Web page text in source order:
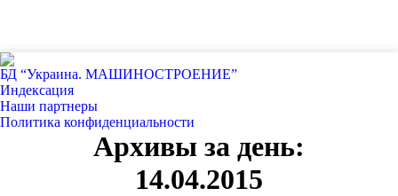
БД “Украина. МАШИНОСТРОЕНИЕ”
Индекcация
Наши партнеры
Политика конфиденциальности
Архивы за день:
14.04.2015